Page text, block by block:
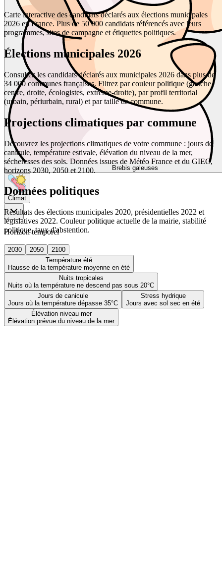
Brebis galeuses
Climat
Horizon temporel
2030 2050
2100
Température été
Hausse de la température moyenne en été
Nuits tropicales
Nuits où la température ne descend pas sous 20°C
Jours de canicule
Jours où la température dépasse 35°C
Stress hydrique
Jours avec sol sec en été
Élévation niveau mer
Élévation prévue du niveau de la mer
Carte interactive des candidats déclarés aux élections municipales
2026 en France. Plus de 50 000 candidats référencés avec leurs
programmes, sites de campagne et étiquettes politiques.
Élections municipales 2026
Consultez les candidats déclarés aux municipales 2026 dans plus de
34 000 communes françaises. Filtrez par couleur politique (gauche,
centre, droite, écologistes, extrême-droite), par profil territorial
(urbain, périurbain, rural) et par taille de commune.
Projections climatiques par commune
Découvrez les projections climatiques de votre commune : jours de
canicule, température estivale, élévation du niveau de la mer,
sécheresses des sols. Données issues de Météo France et du GIEC,
horizons 2030, 2050 et 2100.
Données politiques
Résultats des élections municipales 2020, présidentielles 2022 et
législatives 2022. Couleur politique actuelle de la mairie, stabilité
politique, taux d'abstention.